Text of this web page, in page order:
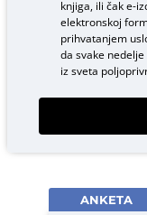
knjiga, ili čak e-
elektronskoj
prihvatanjem
da svake
iz sveta
ANKETA